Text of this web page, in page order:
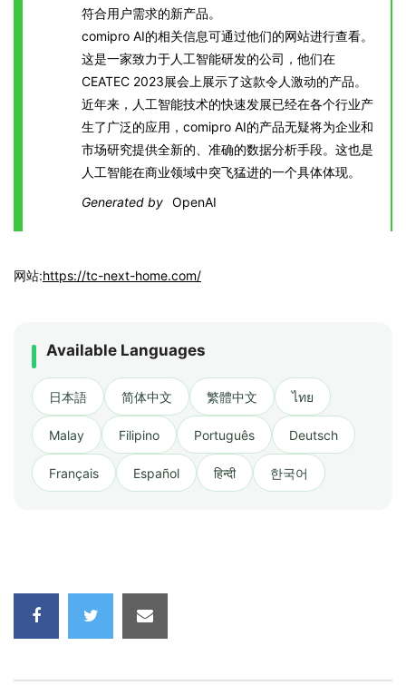
符合用户需求的新产品。
comipro AI的相关信息可通过他们的网站进行查看。
这是一家致力于人工智能研发的公司，他们在
CEATEC 2023展会上展示了这款令人激动的产品。
近年来，人工智能技术的快速发展已经在各个行业产
生了广泛的应用，comipro AI的产品无疑将为企业和
市场研究提供全新的、准确的数据分析手段。这也是
人工智能在商业领域中突飞猛进的一个具体体现。
Generated by OpenAI
网站:https://tc-next-home.com/
Available Languages
日本語 简体中文 繁體中文 ไทย
Malay Filipino Português Deutsch
Français Español हिन्दी 한국어